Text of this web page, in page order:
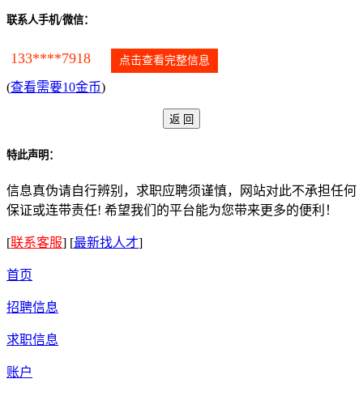
联系人手机/微信：
133****7918 点击查看完整信息
(查看需要10金币)
特此声明：
信息真伪请自行辨别，求职应聘须谨慎，网站对此不承担任何
保证或连带责任! 希望我们的平台能为您带来更多的便利！
[联系客服] [最新找人才]
首页
招聘信息
求职信息
账户